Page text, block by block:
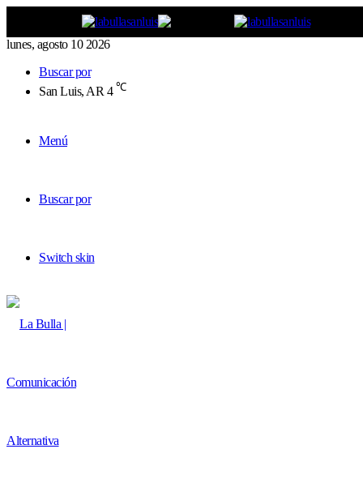
lunes, agosto 10 2026
Buscar por
San Luis, AR 4 ℃
Menú
Buscar por
Switch skin